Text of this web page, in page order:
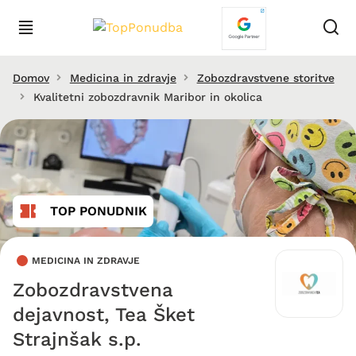
Domov Medicina in zdravje
Zobozdravstvene storitve
Kvalitetni zobozdravnik Maribor in okolica
TOP PONUDNIK
MEDICINA IN ZDRAVJE
Zobozdravstvena
dejavnost, Tea Šket
Strajnšak s.p.